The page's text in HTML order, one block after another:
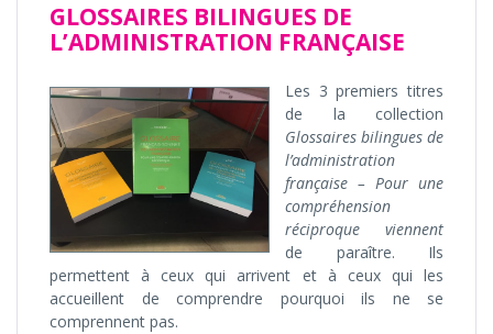
GLOSSAIRES BILINGUES DE
L’ADMINISTRATION FRANÇAISE
Les 3 premiers titres
de la collection
Glossaires bilingues de
l’administration
française – Pour une
compréhension
réciproque viennent
de paraître. Ils
permettent à ceux qui arrivent et à ceux qui les
accueillent de comprendre pourquoi ils ne se
comprennent pas.